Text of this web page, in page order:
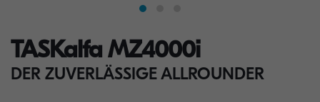
TASKalfa MZ4000i
DER ZUVERLÄSSIGE ALLROUNDER